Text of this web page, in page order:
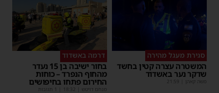
סגירת מעגל מהירה
המשטרה עצרה קטין בחשד
שדקר נער באשדוד
משה קאהן 21:59
דרמה באשדוד
בחור ישיבה בן 15 נעדר
מהחוף הנפרד – כוחות
החירום פתחו בחיפושים
מנחם דויטש 18:32